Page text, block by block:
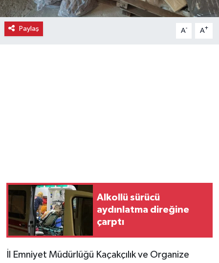
Paylaş A- A+
Alkollü sürücü
aydınlatma direğine
çarptı
İl Emniyet Müdürlüğü Kaçakçılık ve Organize
Haber
Seri İlan
Siyaset